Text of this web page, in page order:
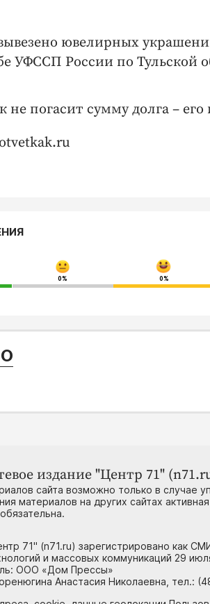
ювелирных
УФССП России по Тульской
не погасит сумму долга –
0% 0%
издание "Центр 71"
сайта возможно только в случае
материалов на других сайтах
71" (n71.ru) зарегистрировано как
и массовых коммуникаций 29
ООО «Дом Прессы»
Анастасия Николаевна, тел.: